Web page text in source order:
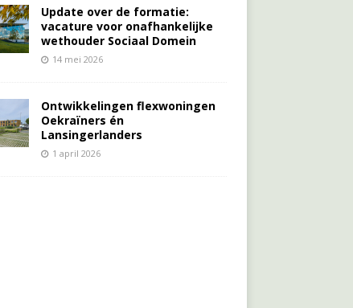
Update over de formatie:
vacature voor onafhankelijke
wethouder Sociaal Domein
14 mei 2026
Ontwikkelingen flexwoningen
Oekraïners én
Lansingerlanders
1 april 2026